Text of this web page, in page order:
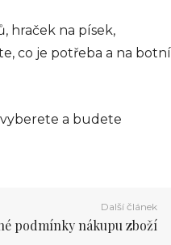
hraček na písek,
co je potřeba a na botní
vyberete a budete
Další článek
podmínky nákupu zboží